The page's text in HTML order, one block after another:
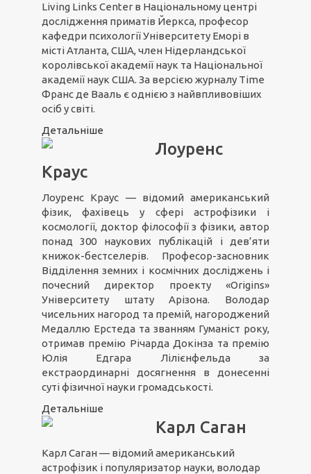
Living Links Center в Національному центрі
дослідження приматів Йеркса, професор
кафедри психології Університету Еморі в
місті Атланта, США, член Нідерландської
королівської академії наук та Національної
академії наук США. За версією журналу Time
Франс де Вааль є однією з найвпливовіших
осіб у світі.
Детальніше
Лоуренс
Краус
Лоуренс Краус — відомий американський
фізик, фахівець у сфері астрофізики і
космології, доктор філософії з фізики, автор
понад 300 наукових публікацій і дев’яти
книжок-бестселерів. Професор-засновник
Відділення земних і космічних досліджень і
почесний директор проекту «Origins»
Університету штату Арізона. Володар
чисельних нагород та премій, нагороджений
Медаллю Ерстеда та званням Гуманіст року,
отримав премію Річарда Докінза та премію
Юлія Едгара Лілієнфельда за
екстраординарні досягнення в донесенні
суті фізичної науки громадськості.
Детальніше
Карл Саган
Карл Саган — відомий американський
астрофізик і популяризатор науки, володар